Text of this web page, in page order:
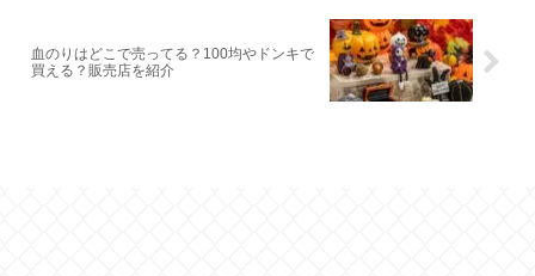
血のりはどこで売ってる？100均やドンキで
買える？販売店を紹介